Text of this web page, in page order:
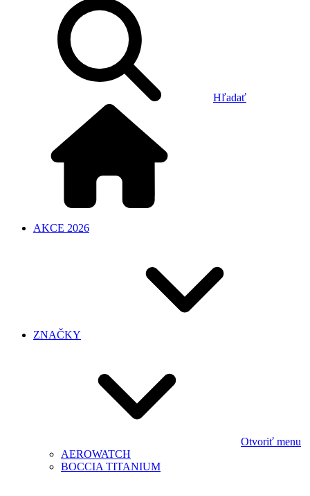
Hľadať
AKCE 2026
ZNAČKY
Otvoriť menu
AEROWATCH
BOCCIA TITANIUM